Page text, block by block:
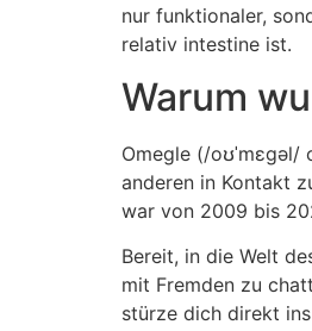
nur funktionaler,
relativ intestine ist.
Warum
Omegle (/
anderen in Kontakt
war von 2009 bis
Bereit, in die Welt
mit Fremden zu
stürze dich direkt